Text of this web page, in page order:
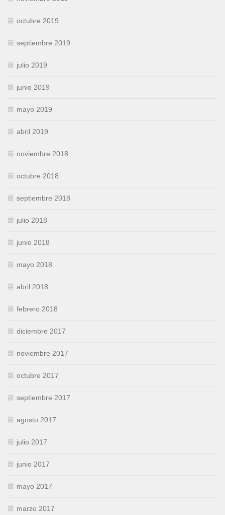
octubre 2019
septiembre 2019
julio 2019
junio 2019
mayo 2019
abril 2019
noviembre 2018
octubre 2018
septiembre 2018
julio 2018
junio 2018
mayo 2018
abril 2018
febrero 2018
diciembre 2017
noviembre 2017
octubre 2017
septiembre 2017
agosto 2017
julio 2017
junio 2017
mayo 2017
marzo 2017